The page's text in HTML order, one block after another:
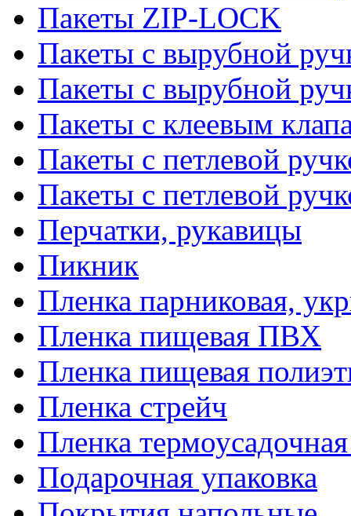
Пакеты ZIP-LOCK
Пакеты с вырубной
Пакеты с вырубной
Пакеты с клеевым
Пакеты с петлевой
Пакеты с петлевой
Перчатки, рукавицы
Пикник
Пленка парниковая,
Пленка пищевая ПВХ
Пленка пищевая
Пленка стрейч
Пленка
Подарочная упаковка